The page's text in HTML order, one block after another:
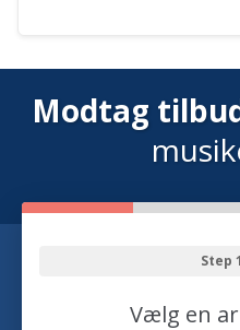
Modtag
Step 1
Vælg en